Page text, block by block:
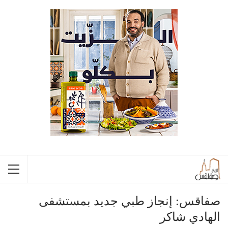
صفاقس: إنجاز طبي جديد بمستشفى
الهادي شاكر